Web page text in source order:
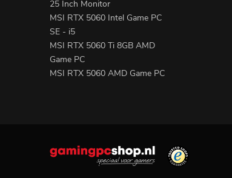
25 Inch Monitor
MSI RTX 5060 Intel Game PC
SE - i5
MSI RTX 5060 Ti 8GB AMD
Game PC
MSI RTX 5060 AMD Game PC